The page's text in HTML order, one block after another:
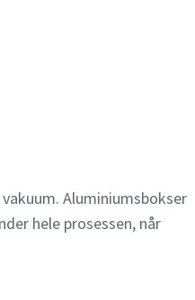
Aluminiumsbokser
hele prosessen, når